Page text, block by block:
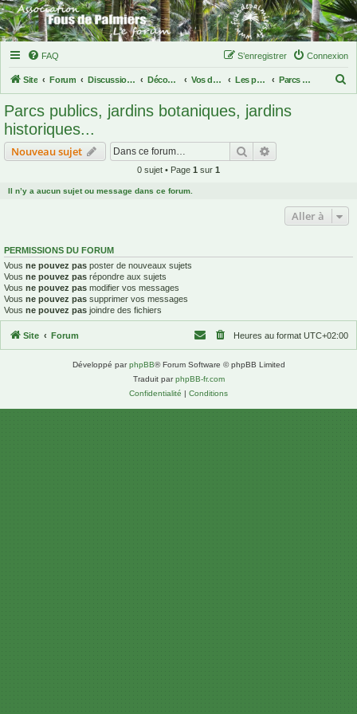
FAQ Connexion
S’enregistrer
Site Forum Discussions palmiques Découvertes de palmiers Vos découvertes en Europe et autres continents Les palmiers en Amérique du sud Parcs publics, jardins botaniques, jardins historiques...
Parcs publics, jardins botaniques, jardins
historiques...
Nouveau sujet Rechercher
0 sujet • Page 1 sur 1
Il n’y a aucun sujet ou message dans ce forum.
Aller à
PERMISSIONS DU FORUM
Vous ne pouvez pas poster de nouveaux sujets
Vous ne pouvez pas répondre aux sujets
Vous ne pouvez pas modifier vos messages
Vous ne pouvez pas supprimer vos messages
Vous ne pouvez pas joindre des fichiers
Site Forum Heures au format UTC+02:00
Développé parphpBB® Forum Software © phpBB Limited
Traduit parphpBB-fr.com
Confidentialité | Conditions